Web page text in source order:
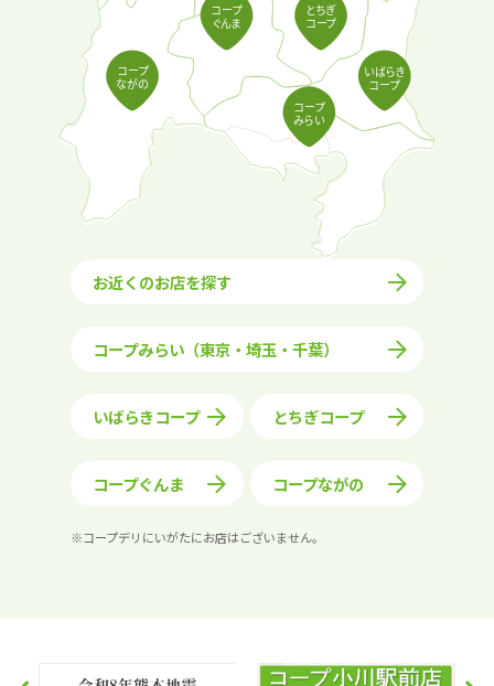
いばらき
コープ
とちぎ
コープ
コープ
ぐんま
コープ
ながの
コープ
みらい
お近くのお店を探す
コープみらい（東京・埼玉・千葉）
いばらきコープ とちぎコープ
コープぐんま コープながの
※コープデリにいがたにお店はございません。